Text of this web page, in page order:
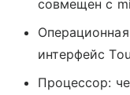
совмещен с
интерфейс
Процессор: